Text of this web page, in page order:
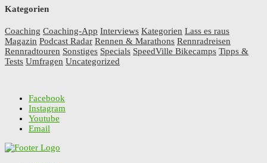
Kategorien
Coaching Coaching-App Interviews Kategorien Lass es raus
Magazin Podcast Radar Rennen & Marathons Rennradreisen
Rennradtouren Sonstiges Specials SpeedVille Bikecamps Tipps &
Tests Umfragen Uncategorized
Facebook
Instagram
Youtube
Email